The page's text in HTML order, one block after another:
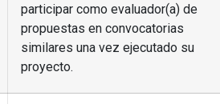
participar como evaluador(a) de
propuestas en convocatorias
similares una vez ejecutado su
proyecto.